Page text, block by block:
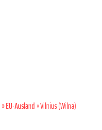
»EU-Ausland» Vilnius (Wilna)